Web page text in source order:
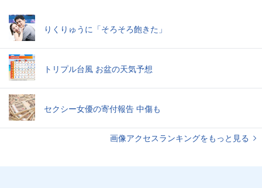
りくりゅうに「そろそろ飽きた」
トリプル台風 お盆の天気予想
セクシー女優の寄付報告 中傷も
画像アクセスランキングをもっと見る